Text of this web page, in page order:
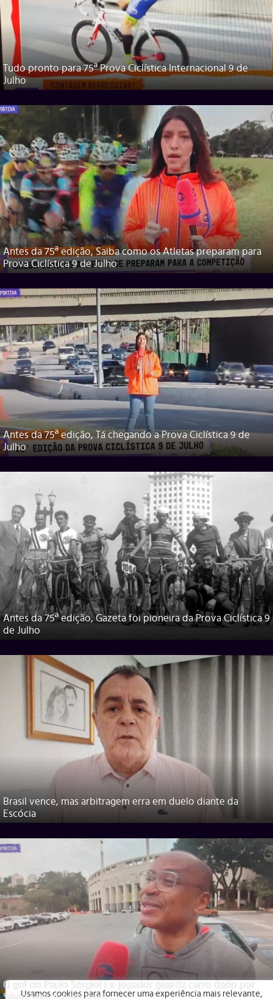
Tudo pronto para 75ª Prova Ciclística Internacional 9 de
Julho
Antes da 75ª edição, Saiba como os Atletas preparam para
Prova Ciclística 9 de Julho
Antes da 75ª edição, Tá chegando a Prova Ciclística 9 de
Julho
Antes da 75ª edição, Gazeta foi pioneira da Prova Ciclística 9
de Julho
Brasil vence, mas arbitragem erra em duelo diante da
Escócia
O gol do Paulo Sérgio! Ex-jogador guarda carro dado por
Usamos cookies para fornecer uma experiência mais relevante,